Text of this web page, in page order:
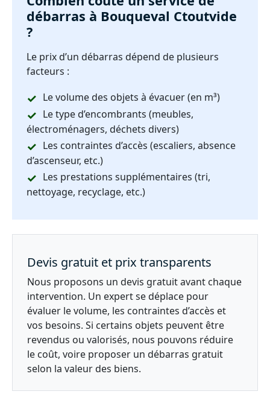
débarras à Bouqueval Ctoutvide
?
Le prix d’un débarras dépend de plusieurs
facteurs :
Le volume des objets à évacuer (en m³)
Le type d’encombrants (meubles,
électroménagers, déchets divers)
Les contraintes d’accès (escaliers, absence
d’ascenseur, etc.)
Les prestations supplémentaires (tri,
nettoyage, recyclage, etc.)
Devis gratuit et prix transparents
Nous proposons un devis gratuit avant chaque
intervention. Un expert se déplace pour
évaluer le volume, les contraintes d’accès et
vos besoins. Si certains objets peuvent être
revendus ou valorisés, nous pouvons réduire
le coût, voire proposer un débarras gratuit
selon la valeur des biens.